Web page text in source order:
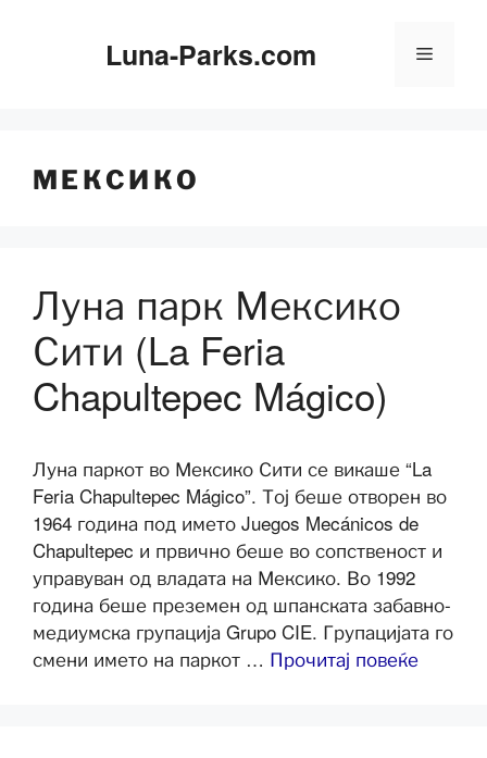
Luna-Parks.com Мени
МЕКСИКО
Луна парк Мексико
Сити (La Feria
Chapultepec Mágico)
Луна паркот во Мексико Сити се викаше “La
Feria Chapultepec Mágico”. Тој беше отворен во
1964 година под името Juegos Mecánicos de
Chapultepec и првично беше во сопственост и
управуван од владата на Мексико. Во 1992
година беше преземен од шпанската забавно-
медиумска групација Grupo CIE. Групацијата го
смени името на паркот … Прочитај повеќе